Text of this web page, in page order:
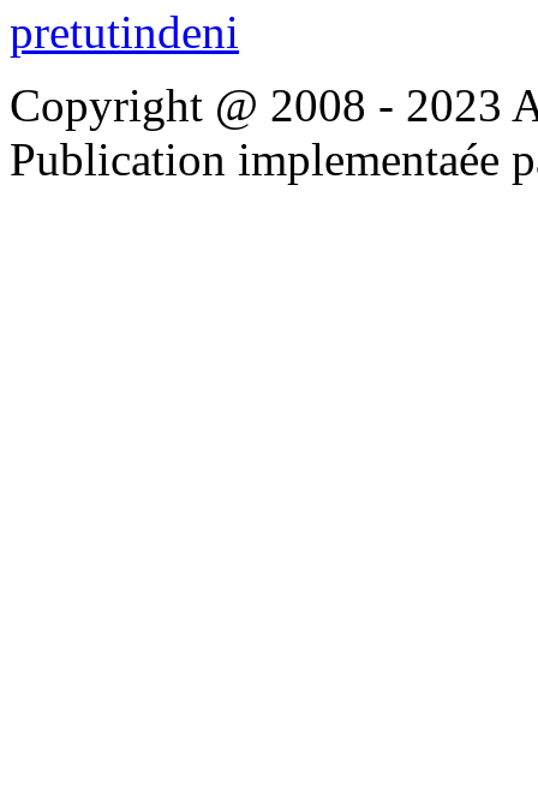
Copyright @ 2008 - 2023
Publication implementaée